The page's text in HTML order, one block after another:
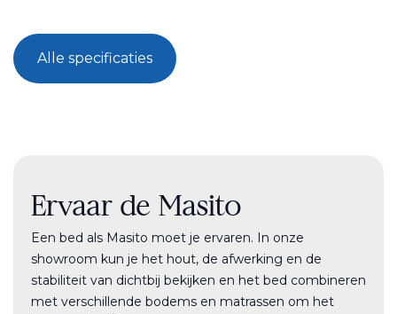
Lighoogte Vanaf 56 cm
Alle specificaties
Ervaar de Masito
Een bed als Masito moet je ervaren. In onze
showroom kun je het hout, de afwerking en de
stabiliteit van dichtbij bekijken en het bed combineren
met verschillende bodems en matrassen om het